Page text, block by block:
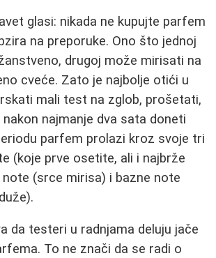
glasi: nikada ne kupujte parfem
na preporuke. Ono što jednoj
drugoj može mirisati na
cveće. Zato je najbolje otići u
mali test na zglob, prošetati,
najmanje dva sata doneti
parfem prolazi kroz svoje tri
(koje prve osetite, ali i najbrže
note (srce mirisa) i bazne note
da testeri u radnjama deluju jače
To ne znači da se radi o